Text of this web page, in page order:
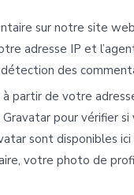
sur notre site
adresse IP et
des
à partir de votre
pour vérifier si
sont disponibles
votre photo de